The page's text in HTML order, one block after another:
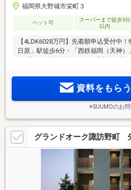
福岡県大野城市栄町３
ペット可
スーパーまで徒歩5分
以内
【4LDK6028万円】先着順申込受付中
日原」駅徒歩6分・「西鉄福岡（天神）
27日先行オープン。全52邸「ジェイグ
資料をもら
※SUUMOのお
グランドオーク諏訪野町